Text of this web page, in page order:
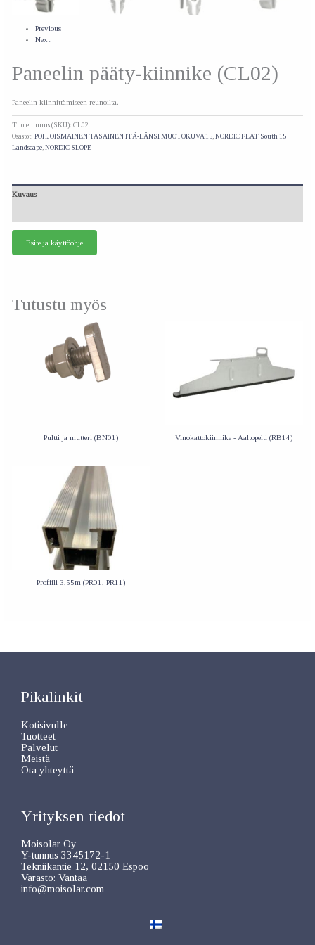
Previous
Next
Paneelin pääty-kiinnike (CL02)
Paneelin kiinnittämiseen reunoilta.
Tuotetunnus (SKU): CL02
Osastot: POHJOISMAINEN TASAINEN ITÄ-LÄNSI MUOTOKUVA 15, NORDIC FLAT South 15
Landscape, NORDIC SLOPE
Kuvaus
Esite ja käyttöohje
Tutustu myös
Pultti ja mutteri (BN01) Vinokattokiinnike - Aaltopelti (RB14)
Profiili 3,55m (PR01, PR11)
Pikalinkit
Kotisivulle
Tuotteet
Palvelut
Meistä
Ota yhteyttä
Yrityksen tiedot
Moisolar Oy
Y-tunnus 3345172-1
Tekniikantie 12, 02150 Espoo
Varasto: Vantaa
info@moisolar.com